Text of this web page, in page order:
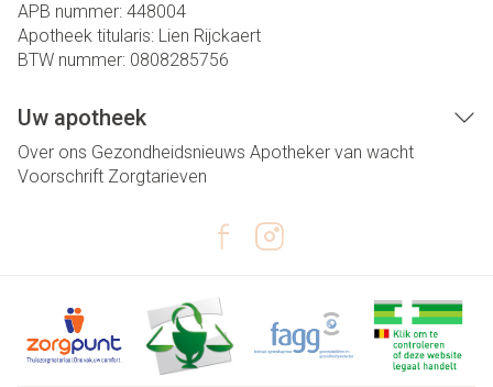
APB nummer: 448004
Apotheek titularis: Lien Rijckaert
BTW nummer: 0808285756
Uw apotheek
Over ons Gezondheidsnieuws Apotheker van wacht
Voorschrift Zorgtarieven